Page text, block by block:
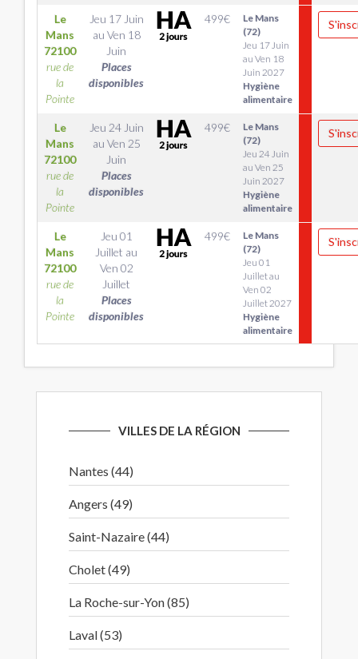
Le
Mans
72100
rue de
la
Pointe
Jeu 17 Juin
au Ven 18
Juin
Places
disponibles
499€
Le Mans
(72)
Jeu 17 Juin
au Ven 18
Juin 2027
Hygiène
alimentaire
Le
Mans
72100
rue de
la
Pointe
Jeu 24 Juin
au Ven 25
Juin
Places
disponibles
499€
Le Mans
(72)
Jeu 24 Juin
au Ven 25
Juin 2027
Hygiène
alimentaire
Le
Mans
72100
rue de
la
Pointe
Jeu 01
Juillet au
Ven 02
Juillet
Places
disponibles
499€
Le Mans
(72)
Jeu 01
Juillet au
Ven 02
Juillet 2027
Hygiène
alimentaire
VILLES DE LA RÉGION
Nantes (44)
Angers (49)
Saint-Nazaire (44)
Cholet (49)
La Roche-sur-Yon (85)
Laval (53)